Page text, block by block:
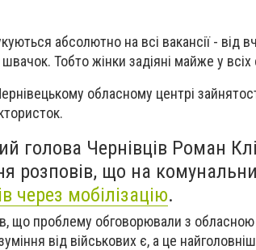
абсолютно на всі вакансії - від
Тобто жінки задіяні майже у
обласному центрі
голова Чернівців Роман
розповів, що на
через мобілізацію.
що проблему обговорювали з обласною
від військових є, а це